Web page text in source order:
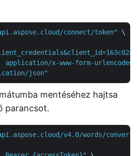
connect/token"
\
application/x-www-form-urlencoded"
json"
mentéséhez hajtsa
parancsot.
v4.0/words/